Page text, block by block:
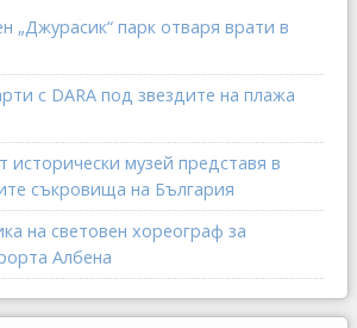
„Джурасик“ парк отваря врати в
с DARA под звездите на плажа
исторически музей представя в
съкровища на България
на световен хореограф за
Албена